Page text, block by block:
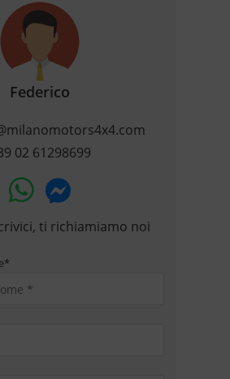
Federico
02 61298699
ti richiamiamo noi
*